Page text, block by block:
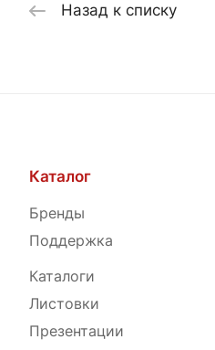
Назад к списку
Каталог
Бренды
Поддержка
Каталоги
Листовки
Презентации